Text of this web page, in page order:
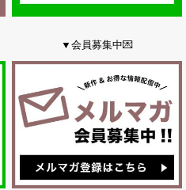
▼会員募集中💌